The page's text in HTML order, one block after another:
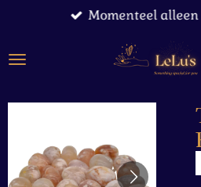
naar
Momenteel alleen